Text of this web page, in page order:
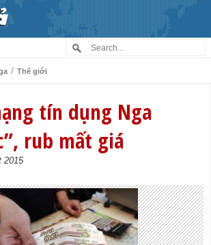
/ Thế giới
tín dụng Nga
rub mất giá
2015